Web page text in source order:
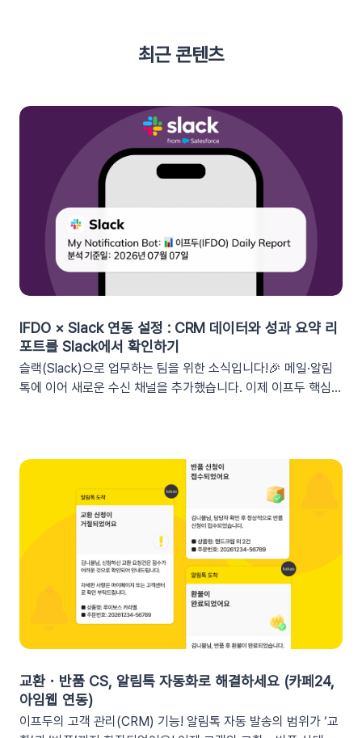
최근 콘텐츠
IFDO × Slack 연동 설정 : CRM 데이터와 성과 요약 리
포트를 Slack에서 확인하기
슬랙(Slack)으로 업무하는 팀을 위한 소식입니다!🎉 메일·알림
톡에 이어 새로운 수신 채널을 추가했습니다. 이제 이프두 핵심
커머스, 트래픽, 회원 데이터, 인앱 메시지 및 푸시 메시지 성과
등기존 발송 방식: 알림톡, 이메일신규 추가: 슬랙(Slack) 메시지
2. 쇼핑몰 운영, 슬랙(Slack) 리포트 연동이 좋은 이유실시간 성
과 가시성 확보커머스 매출, 트래픽, 회원 데이터 등 핵심 성과를
업무 전용 채널인 슬랙에서 즉시 확인할 수 있습니다. 업무 전용
채널을 통한 소통 최적화개인용 메신저인 알림톡(카카오톡)과 달
리, 슬랙은 업무에 최적화된 협업 툴입니다. 업무 흐름 안에서 성
과를 확인하여 공적인 소통 효율을 높일 수 있습니다.데이터 기반
의 의사결정 문화데이터 리포트가 업무 대화 흐름 속에 자연스럽
게 공유되어, 팀원 모두가 데이터를 바탕으로 효율적인 의사결정
화별도의 보고서 작성이나 시스템 접속 없이 성과를 파악할 수 있
어, 반복 업무는 줄이고 쇼핑몰의 성장 전략에 집중할 수 있습니
다.3. 슬랙(Slack) 리포트 연동 방법아래 절차에 따라 슬랙 연동
교환・반품 CS, 알림톡 자동화로 해결하세요 (카페24,
아임웹 연동)
이프두의 고객 관리(CRM) 기능! 알림톡 자동 발송의 범위가 ‘교